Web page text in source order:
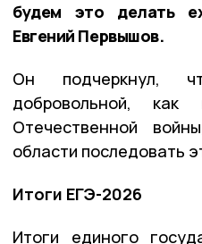
будем это делать
Евгений Первышов.
Он подчеркнул,
добровольной,
Отечественной
области последовать
Итоги ЕГЭ-2026
Итоги единого